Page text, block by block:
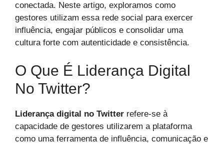
conectada. Neste artigo, exploramos como
gestores utilizam essa rede social para exercer
influência, engajar públicos e consolidar uma
cultura forte com autenticidade e consistência.
O Que É Liderança Digital
No Twitter?
Liderança digital no Twitter refere-se à
capacidade de gestores utilizarem a plataforma
como uma ferramenta de influência, comunicação e